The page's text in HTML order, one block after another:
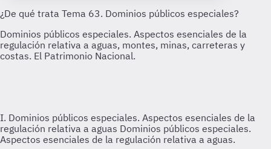
I. Dominios públicos especiales. Aspectos esenciales de la
regulación relativa a aguas Dominios públicos especiales.
Aspectos esenciales de la regulación relativa a aguas.